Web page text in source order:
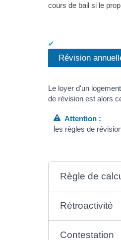
cours de bail si le
Révision
Le loyer d'un
de révision est alors
Attention :
les règles de
Règle de
Rétroactivité
Contestation